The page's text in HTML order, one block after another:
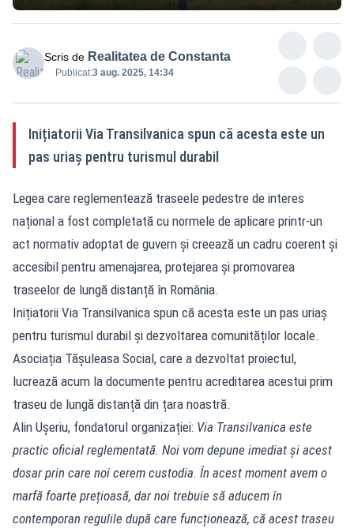
Scris de Realitatea de Constanta
Publicat:3 aug. 2025, 14:34
Inițiatorii Via Transilvanica spun că acesta este un
pas uriaș pentru turismul durabil
Legea care reglementează traseele pedestre de interes
național a fost completată cu normele de aplicare printr-un
act normativ adoptat de guvern și creează un cadru coerent și
accesibil pentru amenajarea, protejarea și promovarea
traseelor de lungă distanță în România.
Inițiatorii Via Transilvanica spun că acesta este un pas uriaș
pentru turismul durabil și dezvoltarea comunităților locale.
Asociația Tășuleasa Social, care a dezvoltat proiectul,
lucrează acum la documente pentru acreditarea acestui prim
traseu de lungă distanță din țara noastră.
Alin Uşeriu, fondatorul organizației: Via Transilvanica este
practic oficial reglementată. Noi vom depune imediat și acest
dosar prin care noi cerem custodia. În acest moment avem o
marfă foarte prețioasă, dar noi trebuie să aducem în
contemporan regulile după care funcționează, că acest traseu